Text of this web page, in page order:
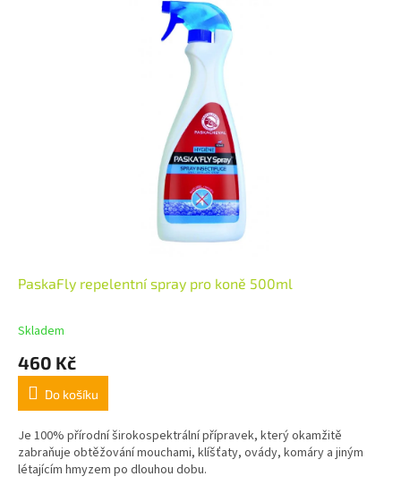
PaskaFly repelentní spray pro koně 500ml
Skladem
460 Kč
Do košíku
Je 100% přírodní širokospektrální přípravek, který okamžitě
zabraňuje obtěžování mouchami, klíšťaty, ovády, komáry a jiným
létajícím hmyzem po dlouhou dobu.